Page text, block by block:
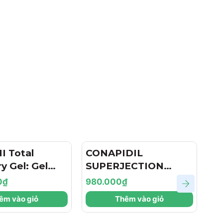
Total
Gel: Gel
Tái Tạo Và
Da Chuyên
vào giỏ
CONAPIDIL
SUPERJECTION
FIXCICA GEL: Gel
Chuyên Biệt Giảm
Mụn, Ngừa Thâm Sẹo
980.000₫
Thêm vào giỏ